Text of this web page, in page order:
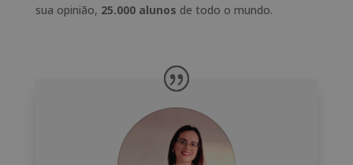
sua opinião, 25.000 alunos de todo o mundo.